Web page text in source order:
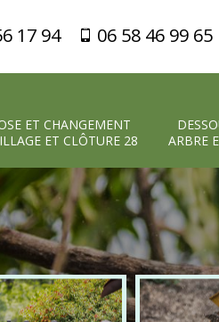
17 94 06 58 46 99 65
ET CHANGEMENT
ET CLÔTURE 28
ARBRE